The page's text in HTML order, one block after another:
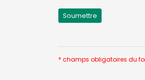
* champs obligatoires du